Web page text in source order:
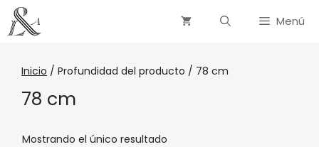
Menú
Inicio / Profundidad del producto / 78 cm
78 cm
Mostrando el único resultado